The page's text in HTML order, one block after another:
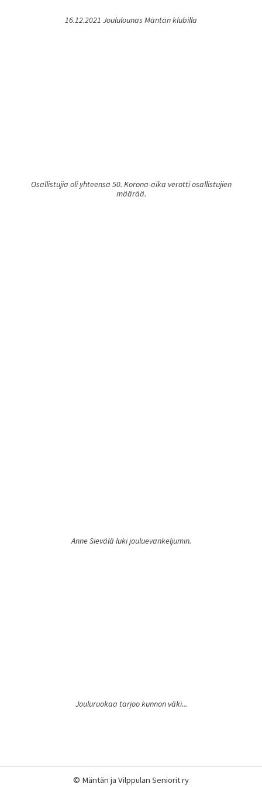
16.12.2021 Joululounas Mäntän klubilla
Osallistujia oli yhteensä 50. Korona-aika verotti osallistujien
määrää.
Anne Sievälä luki jouluevankeljumin.
Jouluruokaa tarjoo kunnon väki...
© Mäntän ja Vilppulan Seniorit ry